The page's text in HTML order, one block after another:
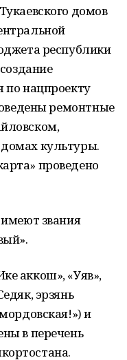
домов
республики
по нацпроекту
ремонтные
культуры.
проведено
звания
аккош», «Уяв»,
эрзянь
и
в перечень